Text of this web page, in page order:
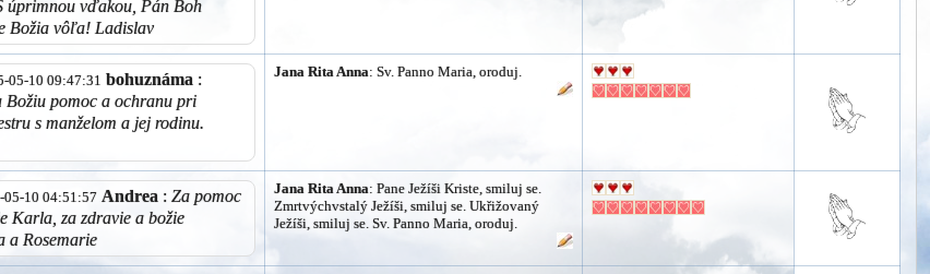
úprimnou vďakou, Pán Boh
Božia vôľa! Ladislav
05-10 09:47:31 bohuznáma :
Božiu pomoc a ochranu pri
s manželom a jej rodinu.
Jana Rita Anna: Sv. Panno Maria, oroduj.
05-10 04:51:57 Andrea :Za pomoc
Karla, za zdravie a božie
a Rosemarie
Jana Rita Anna: Pane Ježíši Kriste, smiluj se.
Zmrtvýchvstalý Ježíši, smiluj se. Ukřižovaný
Ježíši, smiluj se. Sv. Panno Maria, oroduj.